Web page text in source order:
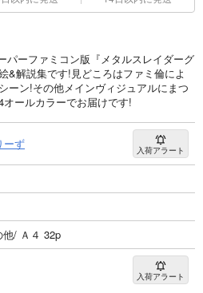
パーファミコン版『メタルスレイダーグ
&解説集です!見どころはファミ倫によ
ーン!その他メインヴィジュアルにまつ
ールカラーでお届けです!
ーず 入荷アラート
/ Ａ４ 32p
入荷アラート